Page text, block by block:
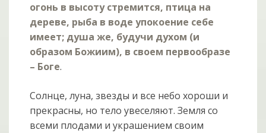
огонь в высоту стремится, птица на
дереве, рыба в воде упокоение себе
имеет; душа же, будучи духом (и
образом Божиим), в своем первообразе
– Боге.
Солнце, луна, звезды и все небо хороши и
прекрасны, но тело увеселяют. Земля со
всеми плодами и украшением своим